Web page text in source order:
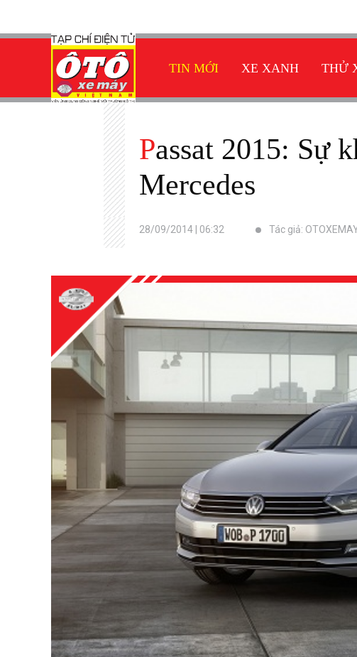
TIN MỚI XE XANH THỬ
Passat 2015: Sự khiêu khích của Volkswagen với BMW,
Mercedes
28/09/2014 | 06:32 Tác giả: